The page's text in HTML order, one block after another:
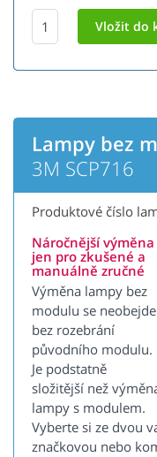
Lampy bez
3M SCP716
Produktové číslo
Náročnější výměna
jen pro zkušené a
manuálně zručné
Výměna lampy bez
modulu se neobejde
bez rozebrání
původního modulu.
Je podstatně
složitější než
lampy s modulem.
Vyberte si ze dvou
značkovou nebo